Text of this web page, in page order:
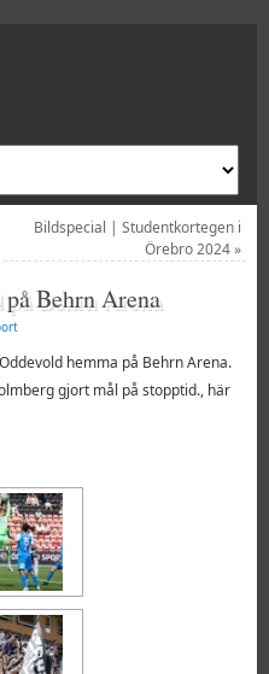
Bildspecial | Studentkortegen i
Örebro 2024»
Behrn Arena
hemma på Behrn Arena.
gjort mål på stopptid., här